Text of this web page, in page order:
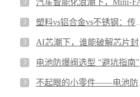
电池防爆阀选型 “避坑指南”